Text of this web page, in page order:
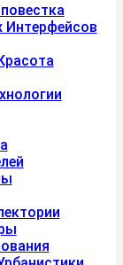
Интерфейсов